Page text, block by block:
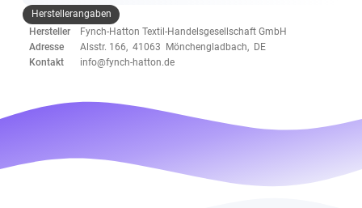
Herstellerangaben
Hersteller
Fynch-Hatton Textil-Handelsgesellschaft GmbH
Adresse
Alsstr. 166, 41063 Mönchengladbach, DE
Kontakt
info@fynch-hatton.de